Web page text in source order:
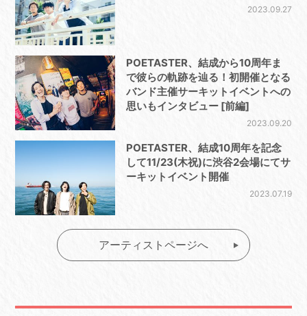
2023.09.27
POETASTER、結成から10周年ま
で彼らの軌跡を辿る！初開催となる
バンド主催サーキットイベントへの
思いもインタビュー [前編]
2023.09.20
POETASTER、結成10周年を記念
して11/23(木祝)に渋谷2会場にてサ
ーキットイベント開催
2023.07.19
アーティストページへ